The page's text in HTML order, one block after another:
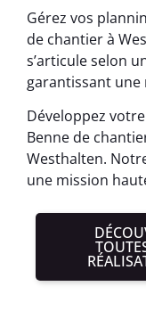
Gérez vos
de chantier à
s’articule selon
garantissant
Développez
Benne de
Westhalten.
une mission